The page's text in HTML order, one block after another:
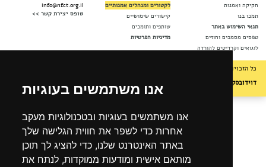
אנו משתמשים בעוגיות
אנו משתמשים בעוגיות ובטכנולוגיות מעקב
אחרות כדי לשפר את חווית הגלישה שלך
באתר האינטרנט שלנו, כדי להציג לך תוכן
מותאם אישית ומודעות ממוקדות, לנתח את
לקטורים ומנהלים אמנותיים
קישורים שימושיים
באתר
שותפים ותומכים
וחוזים
מדיניות הפרטיות
להורדה
info@nfct.org.il
טופס יצירת קשר >>
שמורות לקרן החדשה לקולנוע וטלוויזיה (ע"ר) © | עיצוב: